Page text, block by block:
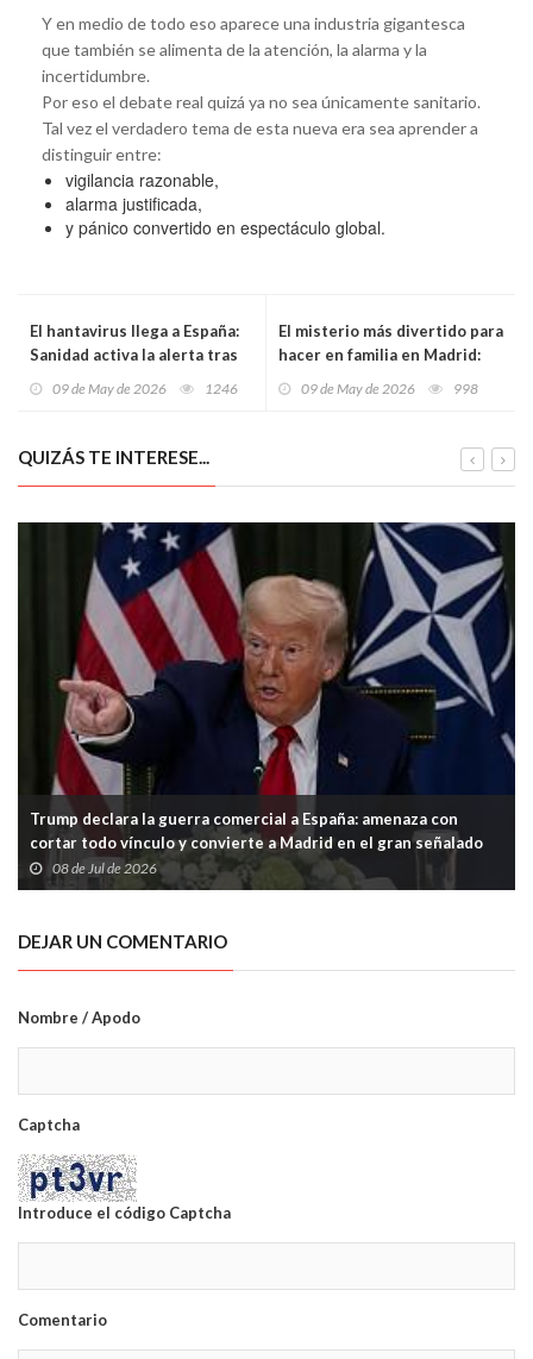
Y en medio de todo eso aparece una industria gigantesca
que también se alimenta de la atención, la alarma y la
incertidumbre.
Por eso el debate real quizá ya no sea únicamente sanitario.
Tal vez el verdadero tema de esta nueva era sea aprender a
distinguir entre:
vigilancia razonable,
alarma justificada,
y pánico convertido en espectáculo global.
El hantavirus llega a España:
Sanidad activa la alerta tras
en Alicante y otro contacto
09 de May de 2026 1246
El misterio más divertido para
hacer en familia en Madrid:
Blancanieves donde los niños
09 de May de 2026 998
QUIZÁS TE INTERESE...
Trump declara la guerra comercial a España: amenaza con
cortar todo vínculo y convierte a Madrid en el gran señalado
de la OTAN
08 de Jul de 2026
DEJAR UN COMENTARIO
Nombre / Apodo
Captcha
Introduce el código Captcha
Comentario